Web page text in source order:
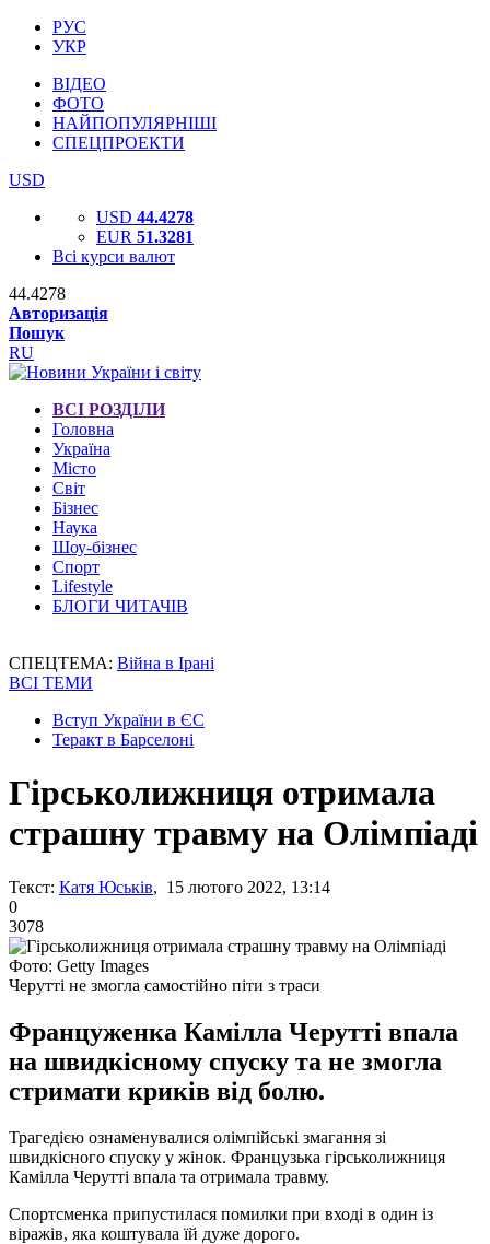
РУС
УКР
ВІДЕО
ФОТО
НАЙПОПУЛЯРНІШІ
СПЕЦПРОЕКТИ
USD
USD 44.4278
EUR 51.3281
Всі курси валют
44.4278
Авторизація
Пошук
RU
ВСІ РОЗДІЛИ
Головна
Україна
Місто
Світ
Бізнес
Наука
Шоу-бізнес
Спорт
Lifestyle
БЛОГИ ЧИТАЧІВ
СПЕЦТЕМА: Війна в Ірані
ВСІ ТЕМИ
Вступ України в ЄС
Теракт в Барселоні
Гірськолижниця отримала
страшну травму на Олімпіаді
Текст: Катя Юськів, 15 лютого 2022, 13:14
0
3078
Фото: Getty Images
Черутті не змогла самостійно піти з траси
Француженка Камілла Черутті впала
на швидкісному спуску та не змогла
стримати криків від болю.
Трагедією ознаменувалися олімпійські змагання зі
швидкісного спуску у жінок. Французька гірськолижниця
Камілла Черутті впала та отримала травму.
Спортсменка припустилася помилки при вході в один із
віражів, яка коштувала їй дуже дорого.